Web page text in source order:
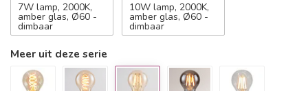
7W lamp, 2000K,
amber glas, Ø60 -
dimbaar
10W lamp, 2000K,
amber glas, Ø60 -
dimbaar
Meer uit deze serie